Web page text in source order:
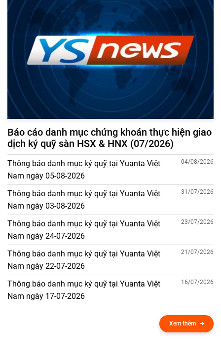
Báo cáo danh mục chứng khoán thực hiện giao
dịch ký quỹ sàn HSX & HNX (07/2026)
Thông báo danh mục ký quỹ tại Yuanta Việt
Nam ngày 05-08-2026
04/08/2026
Thông báo danh mục ký quỹ tại Yuanta Việt
Nam ngày 03-08-2026
31/07/2026
Thông báo danh mục ký quỹ tại Yuanta Việt
Nam ngày 24-07-2026
23/07/2026
Thông báo danh mục ký quỹ tại Yuanta Việt
Nam ngày 22-07-2026
21/07/2026
Thông báo danh mục ký quỹ tại Yuanta Việt
Nam ngày 17-07-2026
16/07/2026
Xem thêm